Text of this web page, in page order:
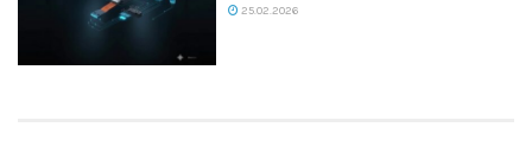
25.02.2026